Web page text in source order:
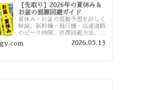
【先取り】2026年の夏休み＆
お盆の混雑回避ガイド
夏休み・お盆の混雑予想を詳しく
解説。新幹線・飛行機・高速道路
のピーク時間、渋滞回避方法、混
雑しやすい観光地、交通手段別の
特徴まで旅行者向けに分かりやす
2026.05.13